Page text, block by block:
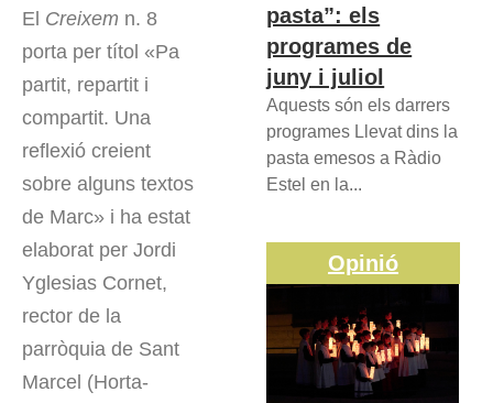
El Creixem n. 8
porta per títol «Pa
partit, repartit i
compartit. Una
reflexió creient
sobre alguns textos
de Marc» i ha estat
elaborat per Jordi
Yglesias Cornet,
rector de la
parròquia de Sant
Marcel (Horta-
pasta”: els
programes de
juny i juliol
Aquests són els darrers
programes Llevat dins la
pasta emesos a Ràdio
Estel en la...
Opinió